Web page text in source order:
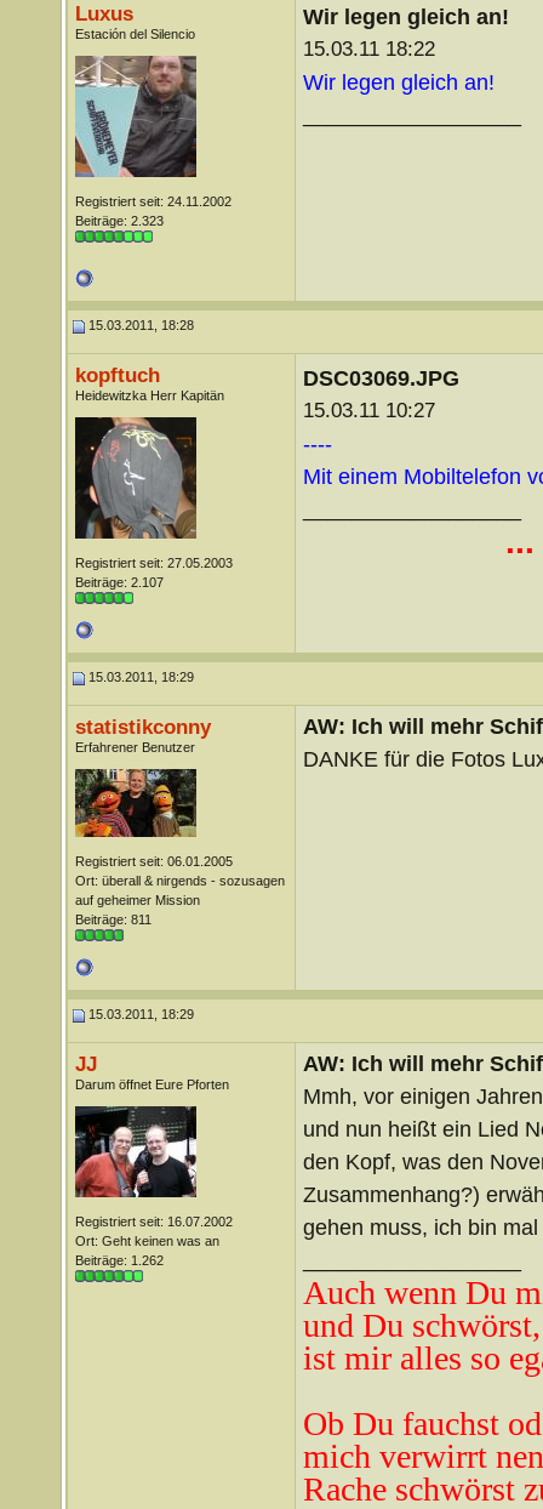
Luxus
Estación del Silencio
Registriert seit: 24.11.2002
Beiträge: 2.323
Wir legen gleich an!
15.03.11 18:22
Wir legen gleich an!
15.03.2011, 18:28
kopftuch
Heidewitzka Herr Kapitän
Registriert seit: 27.05.2003
Beiträge: 2.107
DSC03069.JPG
15.03.11 10:27
----
Mit einem Mobiltelefon
15.03.2011, 18:29
statistikconny
Erfahrener Benutzer
Registriert seit: 06.01.2005
Ort: überall & nirgends - sozusagen
auf geheimer Mission
Beiträge: 811
AW: Ich will mehr
DANKE für die Fotos
15.03.2011, 18:29
JJ
Darum öffnet Eure Pforten
Registriert seit: 16.07.2002
Ort: Geht keinen was an
Beiträge: 1.262
AW: Ich will mehr
Mmh, vor einigen
und nun heißt ein Lied
den Kopf, was den
Zusammenhang?)
gehen muss, ich bin
Auch wenn Du
und Du
ist mir alles so
Ob Du fauchst
mich verwirrt ne
Rache schwörst